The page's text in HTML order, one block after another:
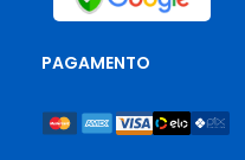
PAGAMENTO